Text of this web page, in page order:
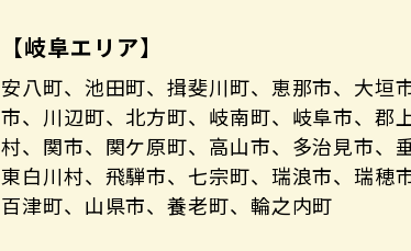
【岐阜エリア】
安八町、池田町、揖斐川町、恵那市、大垣
市、川辺町、北方町、岐南町、岐阜市、郡
村、関市、関ケ原町、高山市、多治見市、
東白川村、飛騨市、七宗町、瑞浪市、瑞穂
百津町、山県市、養老町、輪之内町